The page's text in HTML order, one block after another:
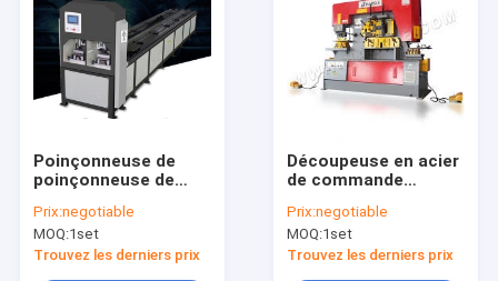
Poinçonneuse de
poinçonneuse de
commande
numérique par
ordinateur de trou
Prix:negotiable
MOQ:1set
Trouvez les derniers prix
Découpeuse en acier
de commande
ordinateur de
machine de serrurier
de trou d'angle
Prix:negotiable
MOQ:1set
Trouvez les derniers prix